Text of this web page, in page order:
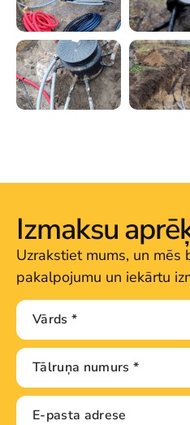
Izmaksu
Uzrakstiet mums, un mēs
pakalpojumu un iekārtu